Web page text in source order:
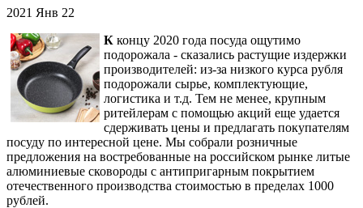
2021 Янв 22
К концу 2020 года посуда ощутимо
подорожала - сказались растущие издержки
производителей: из-за низкого курса рубля
подорожали сырье, комплектующие,
логистика и т.д. Тем не менее, крупным
ритейлерам с помощью акций еще удается
сдерживать цены и предлагать покупателям
посуду по интересной цене. Мы собрали розничные
предложения на востребованные на российском рынке литые
алюминиевые сковороды с антипригарным покрытием
отечественного производства стоимостью в пределах 1000
рублей.